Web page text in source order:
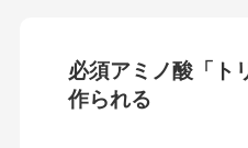
必須アミノ酸「ト
作られる